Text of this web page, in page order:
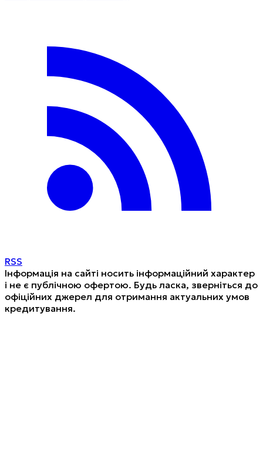
RSS
Інформація на сайті носить інформаційний характер
і не є публічною офертою. Будь ласка, зверніться до
офіційних джерел для отримання актуальних умов
кредитування.